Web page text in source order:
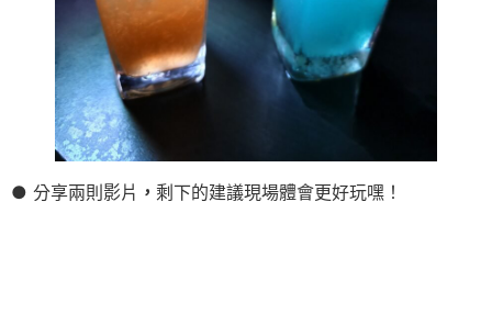
● 分享兩則影片 ， 剩下的建議現場體會更好玩嘿！